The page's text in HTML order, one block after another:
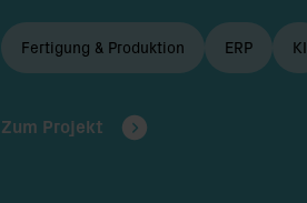
Fertigung & Produktion ERP KI
Zum Projekt